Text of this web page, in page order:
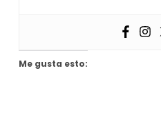
Me gusta esto: